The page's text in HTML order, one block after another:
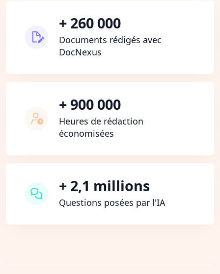
+ 260 000
Documents rédigés avec
DocNexus
+ 900 000
Heures de rédaction
économisées
+ 2,1 millions
Questions posées par l'IA